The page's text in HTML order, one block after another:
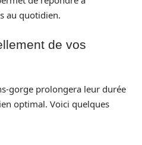
au quotidien.
de vos
gorge prolongera leur durée
optimal. Voici quelques